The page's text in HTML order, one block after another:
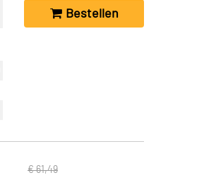
Bestellen
€ 61,49